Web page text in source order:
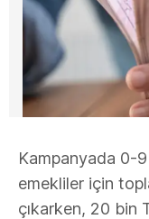
Kampanyada 0-
emekliler için
çıkarken, 20 bin